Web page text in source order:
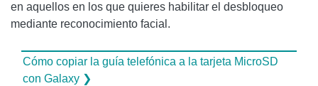
en aquellos en los que quieres habilitar el desbloqueo
mediante reconocimiento facial.
Cómo copiar la guía telefónica a la tarjeta MicroSD
con Galaxy ❯